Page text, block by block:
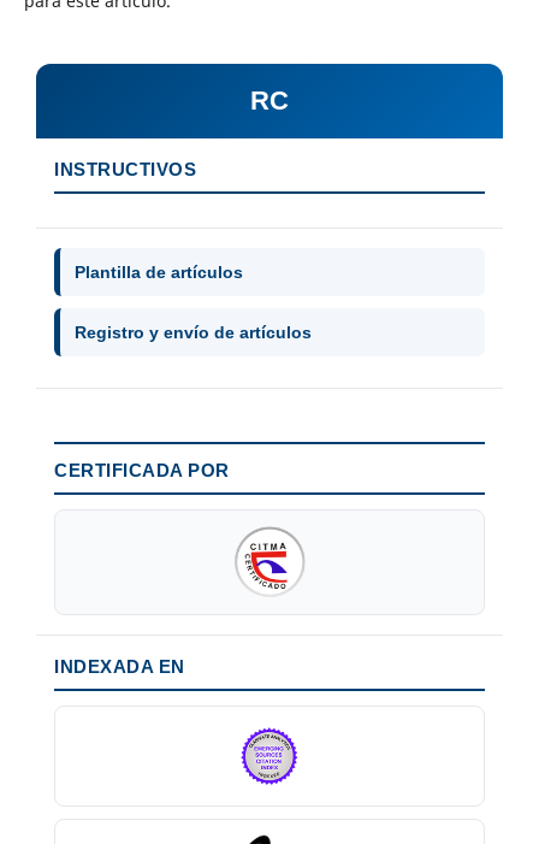
RC
INSTRUCTIVOS
Plantilla de artículos
Registro y envío de artículos
CERTIFICADA POR
INDEXADA EN